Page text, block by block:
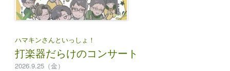
ハマキンさんといっしょ！
打楽器だらけのコンサート
2026.9.25（金）